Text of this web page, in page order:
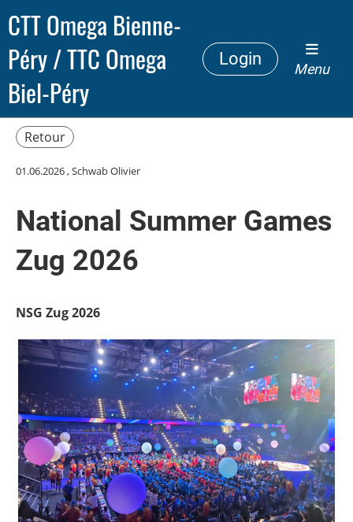
CTT Omega Bienne-
Péry / TTC Omega
Biel-Péry
Login
Menu
Retour
01.06.2026, Schwab Olivier
National Summer Games
Zug 2026
NSG Zug 2026